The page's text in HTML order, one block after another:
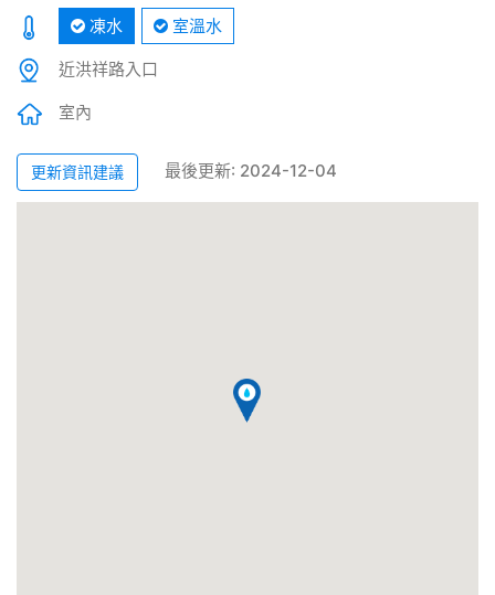
凍水 室溫水
近洪祥路入口
室內
更新資訊建議 最後更新: 2024-12-04